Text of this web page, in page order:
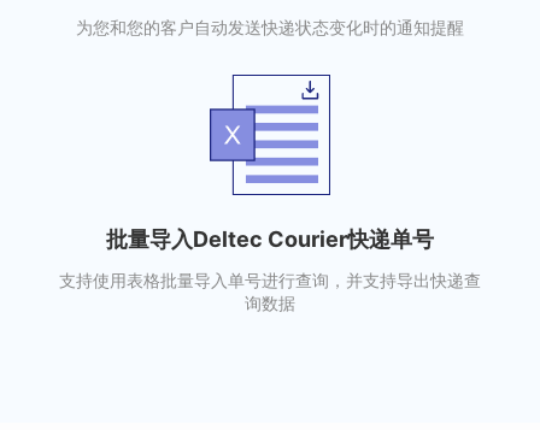
为您和您的客户自动发送快递状态变化时的通知提醒
批量导入Deltec Courier快递单号
支持使用表格批量导入单号进行查询，并支持导出快递查
询数据